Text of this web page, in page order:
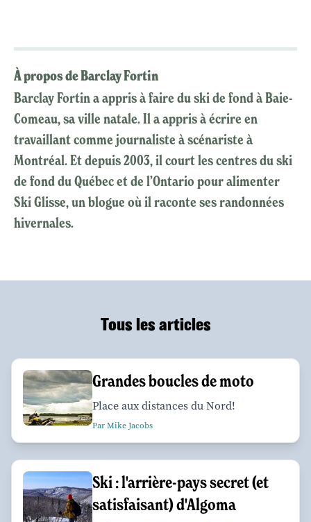
À propos de Barclay Fortin
Barclay Fortin a appris à faire du ski de fond à Baie-
Comeau, sa ville natale. Il a appris à écrire en
travaillant comme journaliste à scénariste à
Montréal. Et depuis 2003, il court les centres du ski
de fond du Québec et de l’Ontario pour alimenter
Ski Glisse, un blogue où il raconte ses randonnées
hivernales.
Tous les articles
Grandes boucles de moto
Place aux distances du Nord!
Par Mike Jacobs
Ski : l'arrière-pays secret (et
satisfaisant) d'Algoma